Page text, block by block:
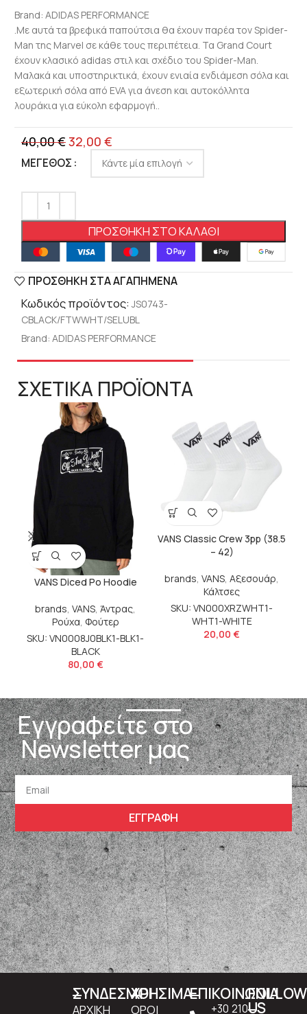
Brand: ADIDAS PERFORMANCE
.Με αυτά τα βρεφικά παπούτσια θα έχουν παρέα τον Spider-
Man της Marvel σε κάθε τους περιπέτεια. Τα Grand Court
έχουν κλασικό adidas στιλ και σχέδιο του Spider-Man.
Μαλακά και υποστηρικτικά, έχουν ενιαία ενδιάμεση σόλα και
εξωτερική σόλα από EVA για άνεση και αυτοκόλλητα
λουράκια για εύκολη εφαρμογή..
40,00€32,00 €
ΜΈΓΕΘΟΣ
ΠΡΟΣΘΉΚΗ ΣΤΟ ΚΑΛΆΘΙ
ΠΡΟΣΘΉΚΗ ΣΤΑ ΑΓΑΠΗΜΈΝΑ
Κωδικός προϊόντος:JS0743-
CBLACK/FTWWHT/SELUBL
Brand: ADIDAS PERFORMANCE
ΣΧΕΤΙΚΑ ΠΡΟΪΟΝΤΑ
VANS Diced Po Hoodie
brands, VANS, Άντρας,
Ρούχα, Φούτερ
SKU: VN0008J0BLK1-BLK1-
BLACK
80,00 €
VANS Classic Crew 3pp (38.5
– 42)
brands, VANS, Αξεσουάρ,
Κάλτσες
SKU: VN000XRZWHT1-
WHT1-WHITE
20,00 €
Εγγραφείτε στο
Newsletter μας
ΕΓΓΡΑΦΗ
ΣΥΝΔΕΣΜΟΙ
ΑΡΧΙΚΗ
ΧΡΗΣΙΜΑ
ΟΡΟΙ
ΕΠΙΚΟΙΝΩΝΙΑ
+30 210
FOLLOW
US